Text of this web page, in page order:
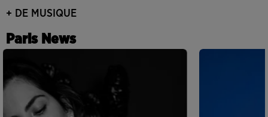
+ DE MUSIQUE
Paris News